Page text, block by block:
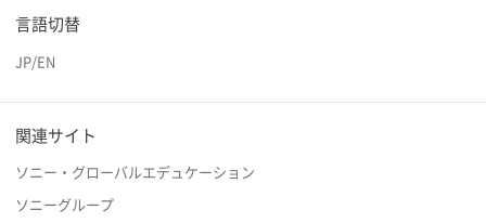
言語切替
JP/EN
関連サイト
ソニー・グローバルエデュケーション
ソニーグループ